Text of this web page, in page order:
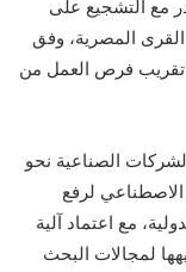
مع التشجيع على
المصرية، وفق
تقريب فرص العمل من
الصناعية نحو
الاصطناعي لرفع
مع اعتماد آلية
لمجالات البحث